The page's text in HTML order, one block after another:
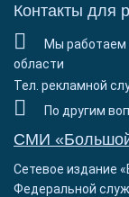
Контакты для
Мы работаем
области
Тел. рекламной
По другим
СМИ
Сетевое издание
Федеральной